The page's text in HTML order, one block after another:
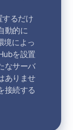
するだけ
動的に
境によっ
を設置
なサーバ
ありませ
接続する